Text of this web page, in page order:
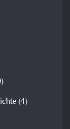
(4)